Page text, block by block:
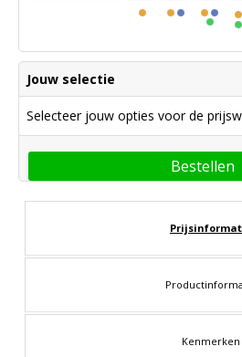
Jouw selectie
Selecteer jouw opties voor de
Bestellen
Kenmerken